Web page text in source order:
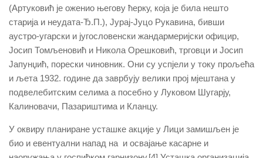
(Артуковић је оженио његову ћерку, која је била нешто
старија и неудата-Ђ.П.), Јурај-Јуцо Рукавина, бивши
аустро-угарски и југословенски жандармеријски официр,
Јосип Томљеновић и Никола Орешковић, трговци и Јосип
Јапунџић, порески чиновник. Они су успјели у току прољећа
и љета 1932. године да заврбују велики прој мјештана у
подвелебитским селима а посебно у Луковом Шугарју,
Калиновачи, Пазариштима и Кланцу.
У оквиру планиране усташке акције у Лици замишљен је
био и евентуални напад на и освајање касарне и